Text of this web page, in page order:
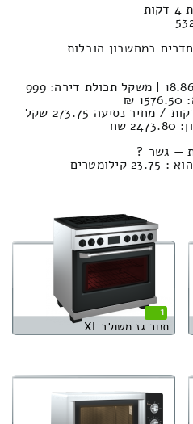
כמה יעלה לכם מעבר דירה 2x חדרים במחשבון הובלות
נפח חפצים במשאית : 18.86м³ | משקל תכולת דירה: 999
— גשר ?
1
תנור גז משולב XL